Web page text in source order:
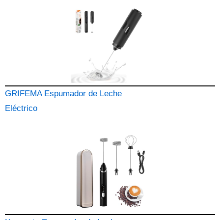
GRIFEMA Espumador de Leche
Eléctrico